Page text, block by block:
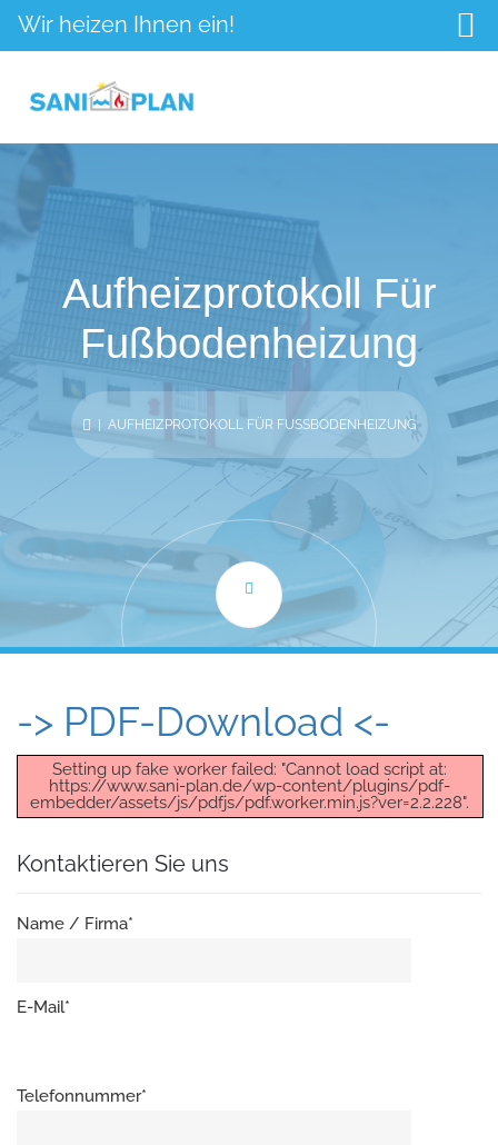
Aufheizprotokoll Für
Fußbodenheizung
| AUFHEIZPROTOKOLL FÜR FUSSBODENHEIZUNG
-> PDF-Download <-
Setting up fake worker failed: "Cannot load script at:
https://www.sani-plan.de/wp-content/plugins/pdf-
embedder/assets/js/pdfjs/pdf.worker.min.js?ver=2.2.228".
Kontaktieren Sie uns
Name / Firma*
E-Mail*
Telefonnummer*
Wir heizen Ihnen ein!